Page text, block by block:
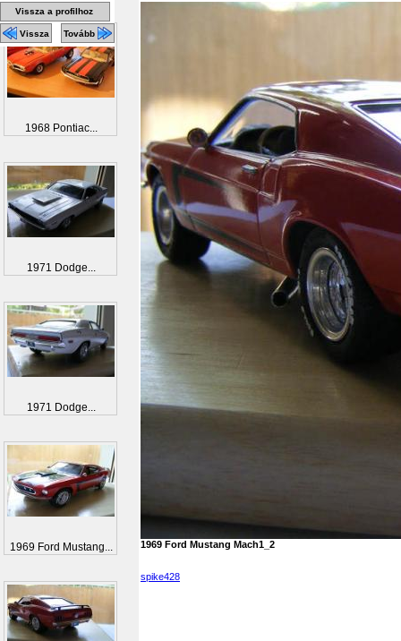
1969 Ford Mustang Mach1_2
spike428
Vissza a profilhoz
Vissza Tovább
1968 Pontiac...
1971 Dodge...
1971 Dodge...
1969 Ford Mustang...